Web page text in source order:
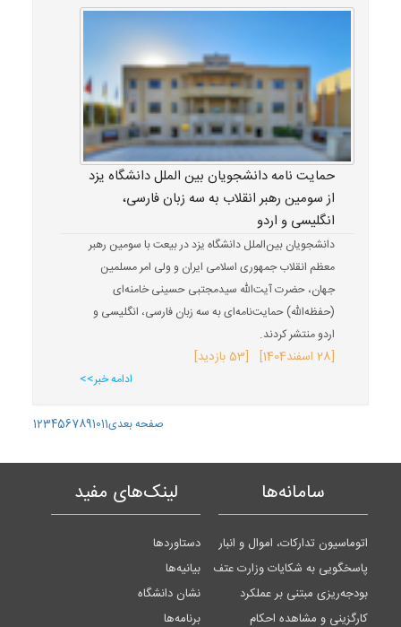
حمایت نامه دانشجویان بین الملل دانشگاه یزد
از سومین رهبر انقلاب به سه زبان فارسی،
انگلیسی و اردو
دانشجویان بین‌الملل دانشگاه یزد در بیعت با سومین رهبر
معظم انقلاب جمهوری اسلامی ایران و ولی امر مسلمین
جهان، حضرت آیت‌الله سیدمجتبی حسینی خامنه‌ای
(حفظه‌الله) حمایت‌نامه‌ای به سه زبان فارسی، انگلیسی و
اردو منتشر کردند.
[28 اسفند 1404] [53 بازدید]
ادامه خبر>>
1234567891011صفحه بعدی
سامانه‌ها
اتوماسیون تدارکات، اموال و انبار
پاسخگویی به شکایات وزارت عتف
بودجه‌ریزی مبتنی بر عملکرد
کارگزینی و مشاهده احکام
لینک‌های مفید
دستاوردها
بیانیه‌ها
نشان دانشگاه
برنامه‌ها